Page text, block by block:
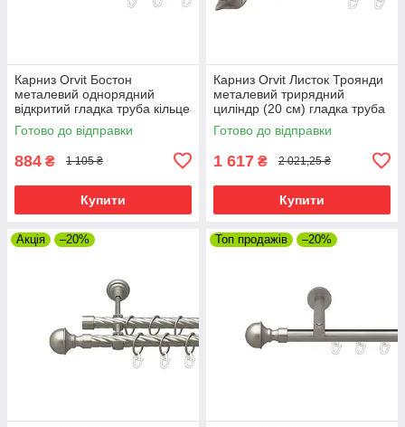
Карниз Orvit Бостон
металевий однорядний
відкритий гладка труба кільце
металеве Сатин 19 мм 300
см (00-00015199)
Готово до відправки
884 ₴ 1 105 ₴
Купити
Карниз Orvit Листок Троянди
металевий трирядний
циліндр (20 см) гладка труба
кільце металеве Сатин
16\16\16 мм 300 см
Готово до відправки
1 617 ₴ 2 021,25 ₴
Купити
Акція –20% Топ продажів –20%